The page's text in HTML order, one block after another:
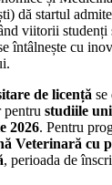
dă startul
viitorii studenți
întâlnește cu
de licență se
pentru studiile
2026. Pentru
Veterinară cu
, perioada de